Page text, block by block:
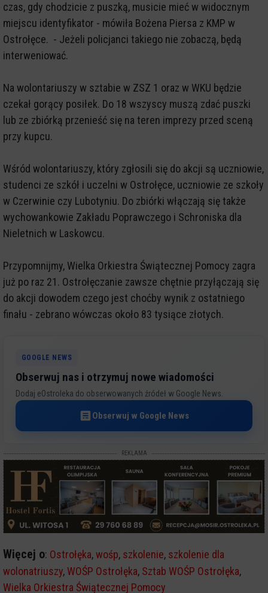
czas, gdy chodzicie z puszką, musicie mieć w widocznym
miejscu identyfikator - mówiła Bożena Piersa z KMP w
Ostrołęce. - Jeżeli policjanci takiego nie zobaczą, będą
interweniować.
Na wolontariuszy w sztabie w ZSZ 1 oraz w WKU będzie
czekał gorący posiłek. Do 18 wszyscy muszą zdać puszki
lub ze zbiórką przenieść się na teren imprezy przed sceną
przy kupcu.
Wśród wolontariuszy, który zgłosili się do akcji są uczniowie,
studenci ze szkół i uczelni w Ostrołęce, uczniowie ze szkoły
w Czerwinie czy Lubotyniu. Do zbiórki włączają się także
wychowankowie Zakładu Poprawczego i Schroniska dla
Nieletnich w Laskowcu.
Przypomnijmy, Wielka Orkiestra Świątecznej Pomocy zagra
już po raz 21. Ostrołęczanie zawsze chętnie przyłączają się
do akcji dowodem czego jest choćby wynik z ostatniego
finału - zebrano wówczas około 83 tysiące złotych.
GOOGLE NEWS
Obserwuj nas i otrzymuj nowe wiadomości
Dodaj eOstroleka do obserwowanych źródeł w Google News.
Obserwuj w Google News
REKLAMA
Więcej o: Ostrołęka,wośp, szkolenie, szkolenie dla
wolonatriuszy, WOŚP Ostrołęka, Sztab WOŚP Ostrołęka,
Wielka Orkiestra Świątecznej Pomocy